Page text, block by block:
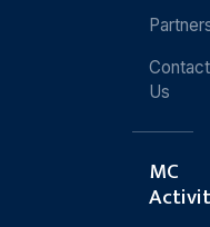
Contact
Us
MC